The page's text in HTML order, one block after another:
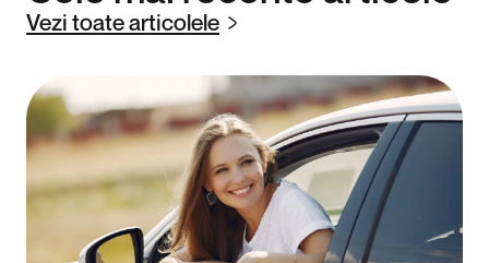
Vezi toate articolele